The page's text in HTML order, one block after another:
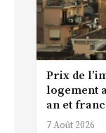
Prix de
logement
an et
7 Août 2026